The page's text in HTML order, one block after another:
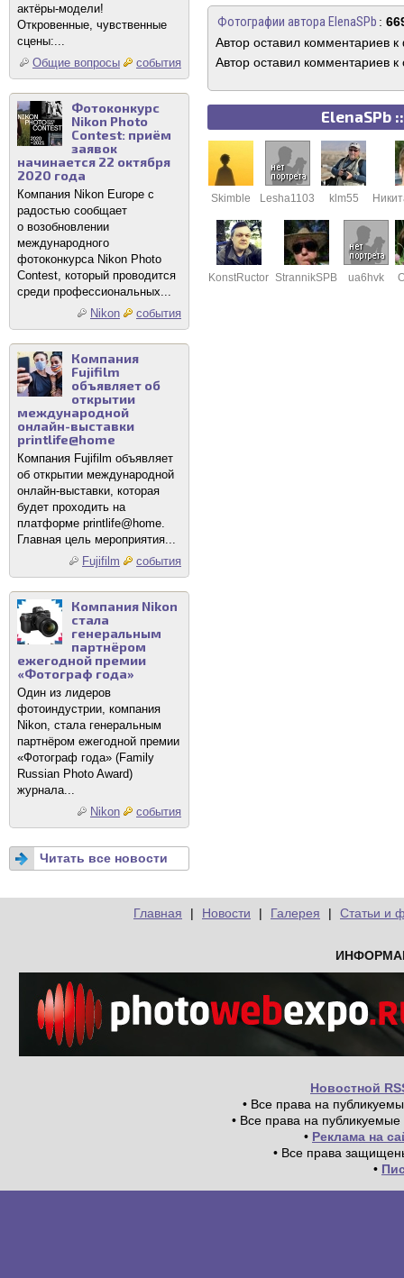
актёры-модели!
Откровенные, чувственные
сцены:...
Общие вопросы
события
Фотоконкурс
Nikon Photo
Contest: приём
заявок
начинается 22 октября
2020 года
Компания Nikon Europe с
радостью сообщает
о возобновлении
международного
фотоконкурса Nikon Photo
Contest, который проводится
среди профессиональных...
Nikon
события
Компания
Fujifilm
объявляет об
открытии
международной
онлайн-выставки
printlife@home
Компания Fujifilm объявляет
об открытии международной
онлайн-выставки, которая
будет проходить на
платформе printlife@home.
Главная цель мероприятия...
Fujifilm
события
Компания Nikon
стала
генеральным
партнёром
ежегодной премии
«Фотограф года»
Один из лидеров
фотоиндустрии, компания
Nikon, стала генеральным
партнёром ежегодной премии
«Фотограф года» (Family
Russian Photo Award)
журнала...
Nikon
события
Читать все новости
Фотографии автора ElenaSPb :
Автор оставил комментариев
Автор оставил комментариев к
ElenaSPb
Skimble Lesha1103 klm55
KonstRuctor StrannikSPB ua6hvk
Главная | Новости | Галерея | Статьи и
Новостной
• Все права на
• Все права на
• Реклама на
• Все права
•